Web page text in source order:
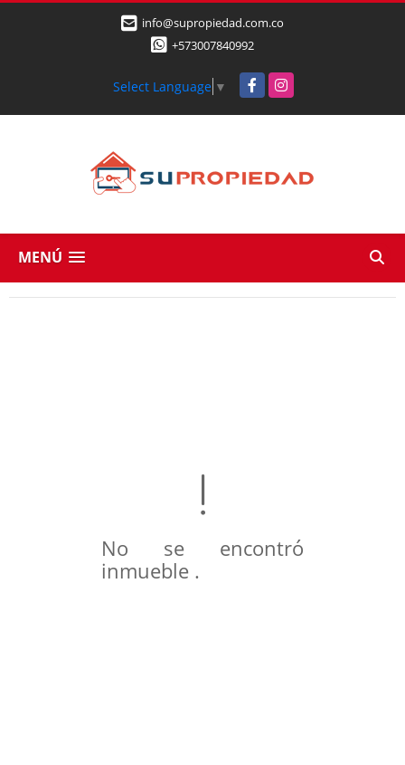
info@supropiedad.com.co
+573007840992
Select Language ▼ FacebookInstagram
MENÚ
No se encontró
inmueble .